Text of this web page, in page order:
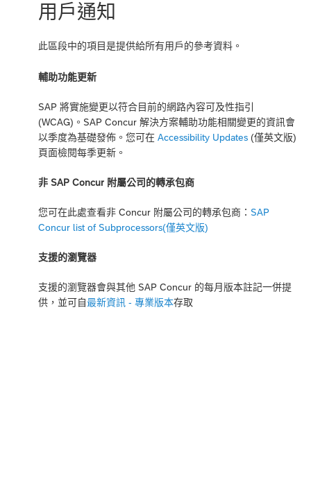
用戶通知
此區段中的項目是提供給所有用戶的參考資料。
輔助功能更新
SAP 將實施變更以符合目前的網路內容可及性指引
(WCAG)。SAP Concur 解決方案輔助功能相關變更的資訊會
以季度為基礎發佈。您可在 Accessibility Updates (僅英文版)
頁面檢閱每季更新。
非 SAP Concur 附屬公司的轉承包商
您可在此處查看非 Concur 附屬公司的轉承包商： SAP
Concur list of Subprocessors(僅英文版)
支援的瀏覽器
支援的瀏覽器會與其他 SAP Concur 的每月版本註記一併提
供，並可自最新資訊 - 專業版本存取